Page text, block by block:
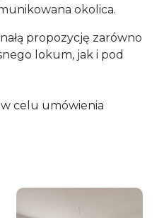
okolica.
propozycję zarówno
lokum, jak i pod
celu umówienia